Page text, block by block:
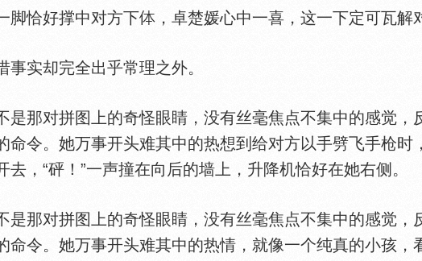
恰好撑中对方下 ，卓楚媛心中一喜，这一下定可瓦解
实却完全出乎常理之外。
那对拼图上的奇怪眼睛，没有丝毫焦点不集中的感觉，
命令。她万事开头难其中的热想到给对方以手劈飞手枪
去，“砰！”一声撞在向后的墙上，升降机恰好在她右侧。
那对拼图上的奇怪眼睛，没有丝毫焦点不集中的感觉，
命令。她万事开头难其中的热情，就像一个纯真的小孩